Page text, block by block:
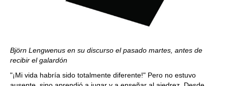
Björn Lengwenus en su discurso el pasado martes, antes de
recibir el galardón
"¡Mi vida habría sido totalmente diferente!" Pero no estuvo